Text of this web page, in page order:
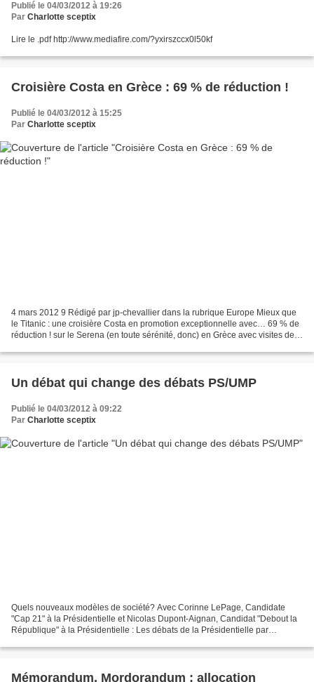
Publié le 04/03/2012 à 19:26
Par Charlotte sceptix
Lire le .pdf http://www.mediafire.com/?yxirszccx0l50kf
Croisière Costa en Grèce : 69 % de réduction !
Publié le 04/03/2012 à 15:25
Par Charlotte sceptix
4 mars 2012 9 Rédigé par jp-chevallier dans la rubrique Europe Mieux que
le Titanic : une croisière Costa en promotion exceptionnelle avec… 69 % de
réduction ! sur le Serena (en toute sérénité, donc) en Grèce avec visites des
Un débat qui change des débats PS/UMP
Publié le 04/03/2012 à 09:22
Par Charlotte sceptix
Quels nouveaux modèles de société? Avec Corinne LePage, Candidate
"Cap 21" à la Présidentielle et Nicolas Dupont-Aignan, Candidat "Debout la
République" à la Présidentielle : Les débats de la Présidentielle par
Mémorandum, Mordorandum : allocation